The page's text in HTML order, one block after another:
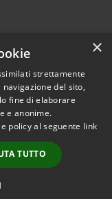
© 2026 • Comune di
di Mugello •
byMunicipium •
redazione
×
strettamente
del sito,
fine di elaborare
e anonime.
policy al seguente link
TUTTO